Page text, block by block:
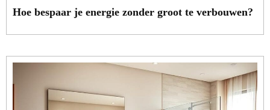
Hoe bespaar je energie zonder groot te verbouwen?